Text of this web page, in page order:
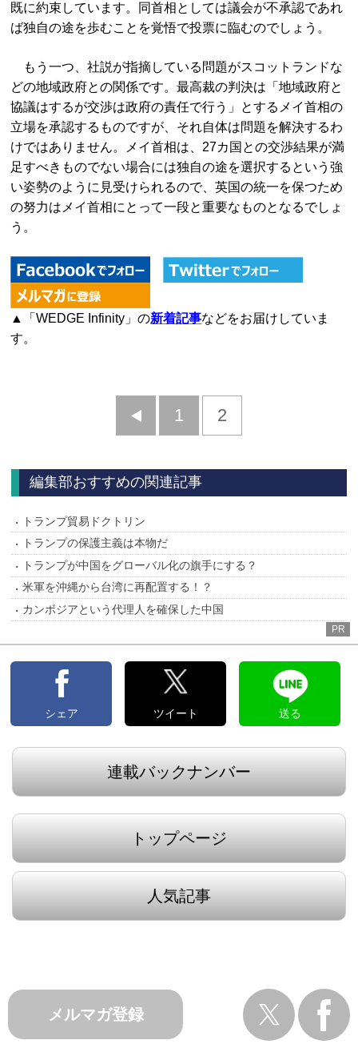
既に約束しています。同首相としては議会が不承認であれ
ば独自の途を歩むことを覚悟で投票に臨むのでしょう。
もう一つ、社説が指摘している問題がスコットランドな
どの地域政府との関係です。最高裁の判決は「地域政府と
協議はするが交渉は政府の責任で行う」とするメイ首相の
立場を承認するものですが、それ自体は問題を解決するわ
けではありません。メイ首相は、27カ国との交渉結果が満
足すべきものでない場合には独自の途を選択するという強
い姿勢のように見受けられるので、英国の統一を保つため
の努力はメイ首相にとって一段と重要なものとなるでしょ
う。
▲「WEDGE Infinity」の新着記事などをお届けしていま
す。
前
1 2
編集部おすすめの関連記事
トランプ貿易ドクトリン
トランプの保護主義は本物だ
トランプが中国をグローバル化の旗手にする？
米軍を沖縄から台湾に再配置する！？
カンボジアという代理人を確保した中国
PR
シェア ツイート 送る
連載バックナンバー
トップページ
人気記事
メルマガ登録